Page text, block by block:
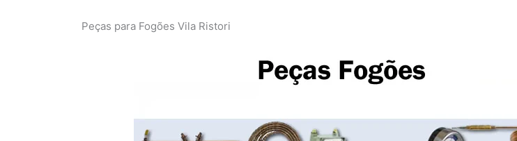
Peças para Fogões Vila Ristori